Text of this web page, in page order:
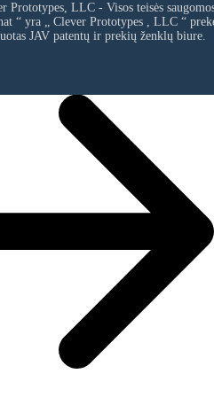
Prototypes, LLC - Visos teisės
“ yra „ Clever Prototypes , LLC“
JAV patentų ir prekių ženklų biure.